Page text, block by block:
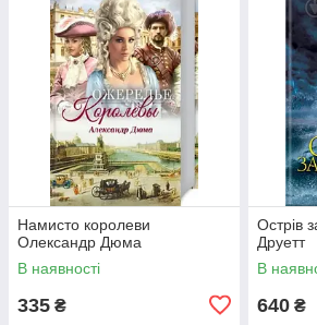
Намисто королеви
Олександр Дюма
В наявності
335 ₴
Острів
Друетт
В
640 ₴